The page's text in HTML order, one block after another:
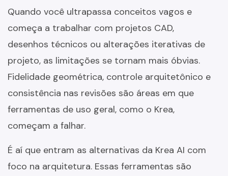
Quando você ultrapassa conceitos vagos e
começa a trabalhar com projetos CAD,
desenhos técnicos ou alterações iterativas de
projeto, as limitações se tornam mais óbvias.
Fidelidade geométrica, controle arquitetônico e
consistência nas revisões são áreas em que
ferramentas de uso geral, como o Krea,
começam a falhar.
É aí que entram as alternativas da Krea AI com
foco na arquitetura. Essas ferramentas são